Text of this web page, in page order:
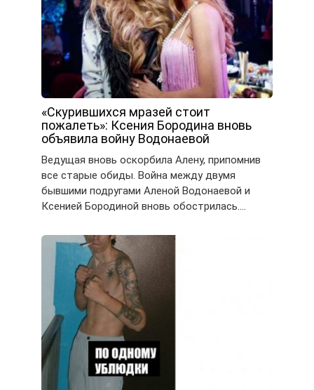
«Скурившихся мразей стоит
пожалеть»: Ксения Бородина вновь
объявила войну Водонаевой
Ведущая вновь оскорбила Алену, припомнив
все старые обиды. Война между двумя
бывшими подругами Аленой Водонаевой и
Ксенией Бородиной вновь обострилась….